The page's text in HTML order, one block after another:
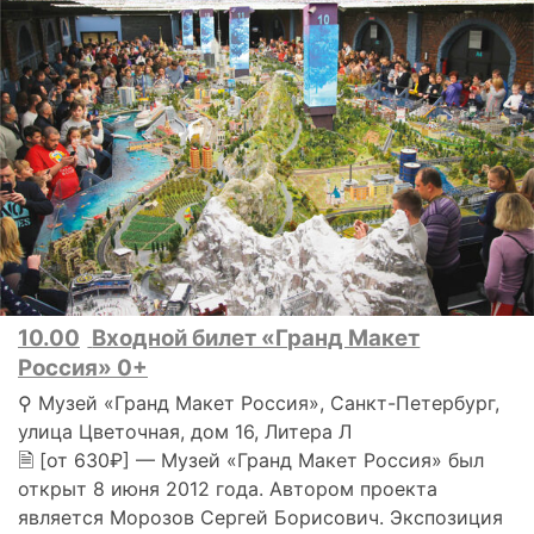
10.00 Входной билет «Гранд Макет
Россия» 0+
⚲ Музей «Гранд Макет Россия», Санкт-Петербург,
улица Цветочная, дом 16, Литера Л
🗎 [от 630₽] — Музей «Гранд Макет Россия» был
открыт 8 июня 2012 года. Автором проекта
является Морозов Сергей Борисович. Экспозиция